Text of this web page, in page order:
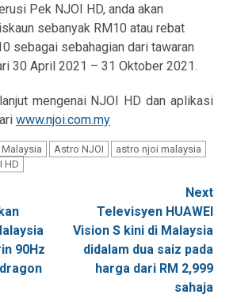
Pek NJOI HD, anda akan
sebanyak RM10 atau rebat
sebagai sebahagian dari tawaran
30 April 2021 – 31 Oktober 2021.
mengenai NJOI HD dan aplikasi
www.njoi.com.my
Astro NJOI
astro njoi malaysia
HD
90Hz
Next
Televisyen HUAWEI
Vision S kini di Malaysia
didalam dua saiz pada
harga dari RM 2,999
sahaja